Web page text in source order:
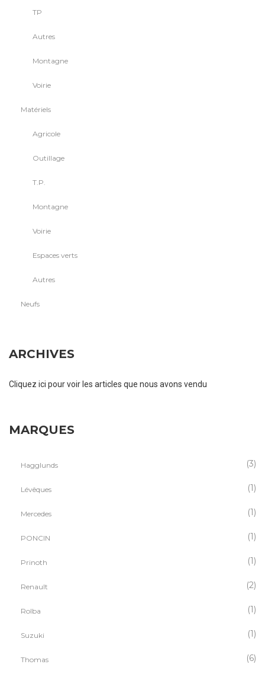
TP
Autres
Montagne
Voirie
Matériels
Agricole
Outillage
T.P.
Montagne
Voirie
Espaces verts
Autres
Neufs
ARCHIVES
Cliquez ici pour voir les articles que nous avons vendu
MARQUES
Hagglunds (3)
Lévêques (1)
Mercedes (1)
PONCIN (1)
Prinoth (1)
Renault (2)
Rolba (1)
Suzuki (1)
Thomas (6)